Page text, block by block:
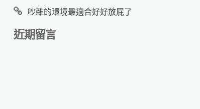
吵雜的環境最適合好好放屁了
近期留言